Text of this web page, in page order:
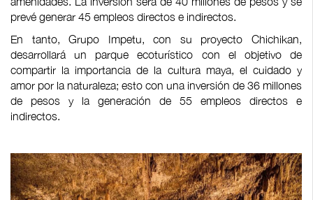
prevé generar 45 empleos directos e indirectos.
En tanto, Grupo Impetu, con su proyecto Chichikan,
desarrollará un parque ecoturístico con el objetivo de
compartir la importancia de la cultura maya, el cuidado y
amor por la naturaleza; esto con una inversión de 36 millones
de pesos y la generación de 55 empleos directos e
indirectos.